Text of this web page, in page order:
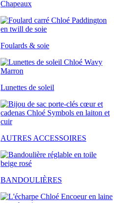
Chapeaux
Foulards & soie
Lunettes de soleil
AUTRES ACCESSOIRES
BANDOULIÈRES